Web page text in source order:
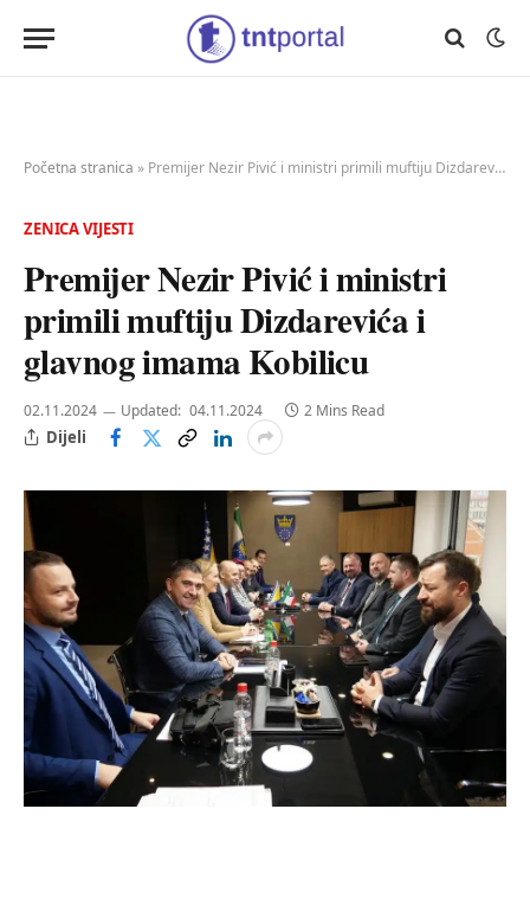
Početna stranica » Premijer Nezir Pivić i ministri primili muftiju Dizdarevića i glavnog imama Kobilicu
ZENICA VIJESTI
Premijer Nezir Pivić i ministri
primili muftiju Dizdarevića i
glavnog imama Kobilicu
02.11.2024 Updated: 04.11.2024 2 Mins Read
Dijeli